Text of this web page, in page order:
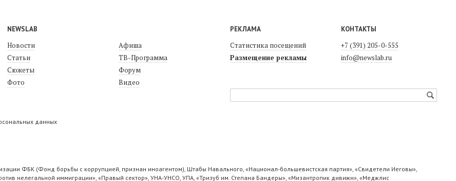
NEWSLAB
Новости
Статьи
Сюжеты
Фото
Афиша
ТВ-Программа
Форум
Видео
РЕКЛАМА
Статистика посещений
Размещение рекламы
КОНТАКТЫ
+7 (391) 205-0-555
info@newslab.ru
данных
ФБК (Фонд борьбы с коррупцией, признан иноагентом), Штабы Навального, «Национал-большевистская партия», «Свидетели Иеговы»,
нелегальной иммиграции», «Правый сектор», УНА-УНСО, УПА, «Тризуб им. Степана Бандеры», «Мизантропик дивижн», «Меджлис